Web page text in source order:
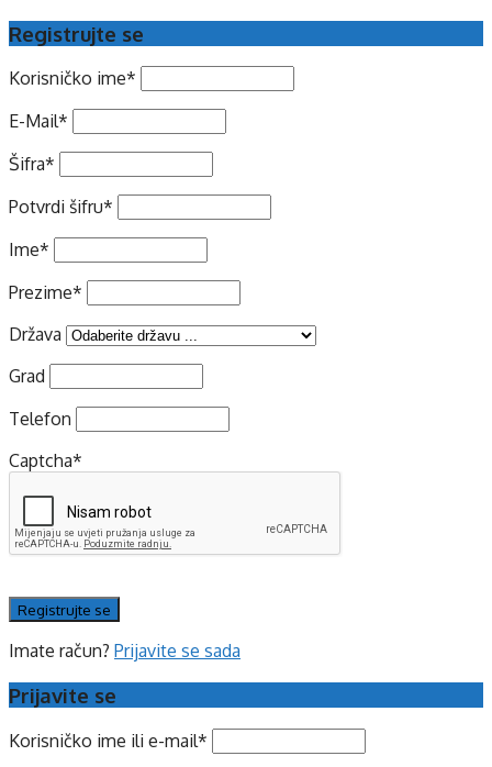
Registrujte se
Korisničko ime*
E-Mail*
Šifra*
Potvrdi šifru*
Ime*
Prezime*
Država
Grad
Telefon
Captcha*
Imate račun? Prijavite se sada
Prijavite se
Korisničko ime ili e-mail*